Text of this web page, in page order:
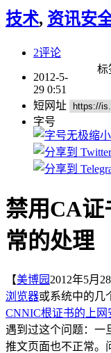
技术, 资讯安
2评论
标
2012-5-
29 0:51
短网址
字号
禁用CA
常的处理
【美博园 2012年5月
浏览器或系统中的几
CNNIC根证书的上网
遇到过这个问题：一
推文页面也不正常。